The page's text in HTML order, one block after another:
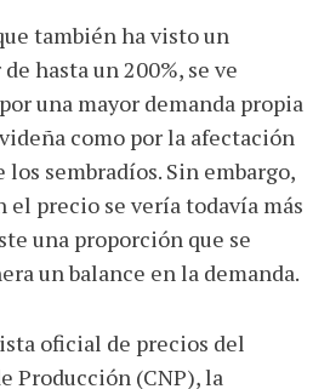
también ha visto un
hasta un 200%, se ve
una mayor demanda propia
como por la afectación
sembradíos. Sin embargo,
el precio se vería todavía más
una proporción que se
un balance en la demanda.
oficial de precios del
Producción (CNP), la